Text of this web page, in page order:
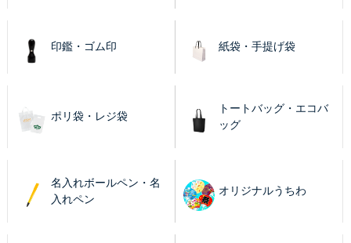
印鑑・ゴム印 紙袋・手提げ袋
ポリ袋・レジ袋
トートバッグ・エコバ
ッグ
名入れボールペン・名
入れペン
オリジナルうちわ